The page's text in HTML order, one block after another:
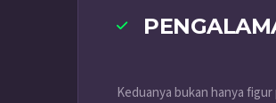
Keduanya bukan hanya